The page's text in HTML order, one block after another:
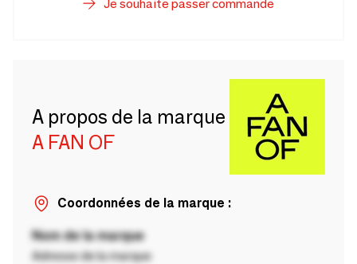
Je souhaite passer commande
A propos de la marque
A FAN OF
Coordonnées de la marque :
Nom de la marque
Adresse de la marque